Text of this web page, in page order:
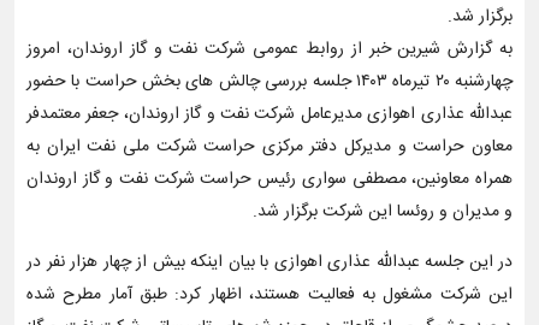
برگزار شد.
به گزارش شیرین خبر از روابط عمومی شرکت نفت و گاز اروندان، امروز
چهارشنبه ۲۰ تیرماه ۱۴۰۳ جلسه بررسی چالش های بخش حراست با حضور
عبدالله عذاری اهوازی مدیرعامل شرکت نفت و گاز اروندان، جعفر معتمدفر
معاون حراست و مدیرکل دفتر مرکزی حراست شرکت ملی نفت ایران به
همراه معاونین، مصطفی سواری رئیس حراست شرکت نفت و گاز اروندان
و مدیران و روئسا این شرکت برگزار شد.
در این جلسه عبدالله عذاری اهوازی با بیان اینکه بیش از چهار هزار نفر در
این شرکت مشغول به فعالیت هستند، اظهار کرد: طبق آمار مطرح شده